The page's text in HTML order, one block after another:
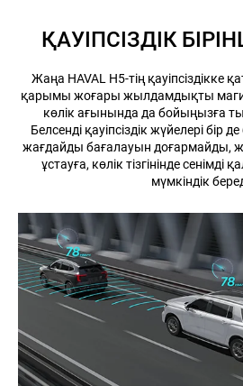
ҚАУІПСІЗДІК
Жаңа HAVAL H5-тің қауіпсіздікке
қарымы жоғары жылдамдықты
көлік ағынында да бойыңызға
Белсенді қауіпсіздік жүйелері бір
жағдайды бағалауын доғармайды,
ұстауға, көлік тізгінінде
мүмкіндік